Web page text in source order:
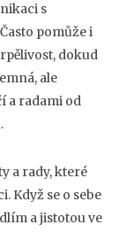
s
pomůže i
dokud
ale
a radami od
a rady, které
Když se o sebe
a jistotou ve